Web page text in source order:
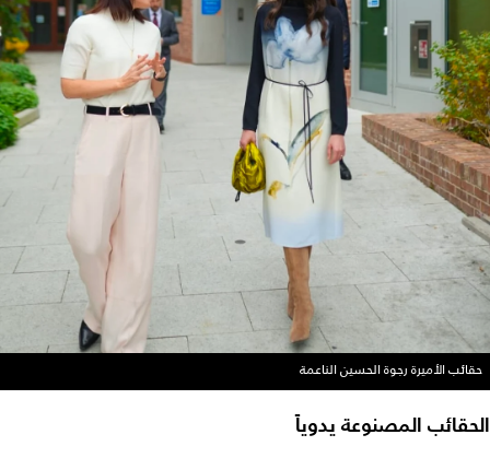
حقائب الأميرة رجوة الحسين الناعمة
الحقائب المصنوعة يدوياً